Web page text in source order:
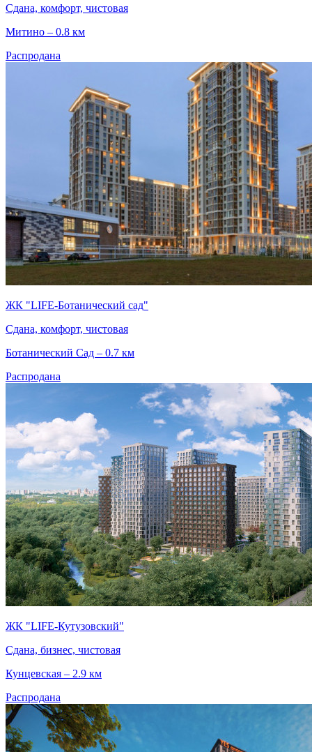
Сдана, комфорт, чистовая
Митино – 0.8 км
Распродана
ЖК "LIFE-Ботанический cад"
Сдана, комфорт, чистовая
Ботанический Сад – 0.7 км
Распродана
ЖК "LIFE-Кутузовский"
Сдана, бизнес, чистовая
Кунцевская – 2.9 км
Распродана